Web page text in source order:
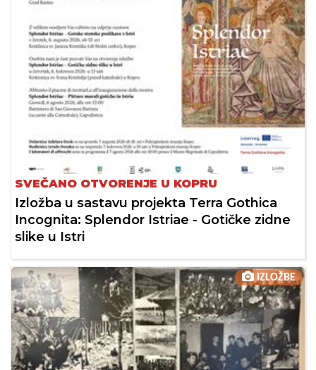
SVEČANO OTVORENJE U KOPRU
Izložba u sastavu projekta Terra Gothica
Incognita: Splendor Istriae - Gotičke zidne
slike u Istri
IZLOŽBE